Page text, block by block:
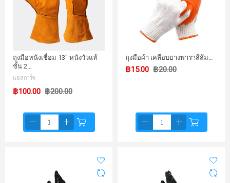
ถุงมือหนังเชื่อม 13" หนังวัวแท้
ชั้น 2…
แอสการ์ด
฿100.00 ฿200.00
ถุงมือผ้า เคลือบยางพาราสีส้ม…
฿15.00 ฿20.00